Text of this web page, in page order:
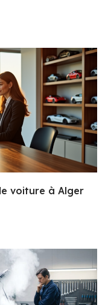
voiture à Alger